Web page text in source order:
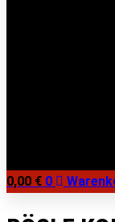
0,00 € 0